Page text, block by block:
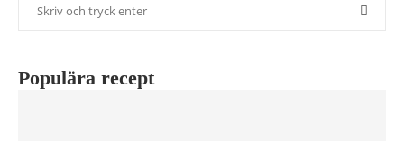
Populära recept